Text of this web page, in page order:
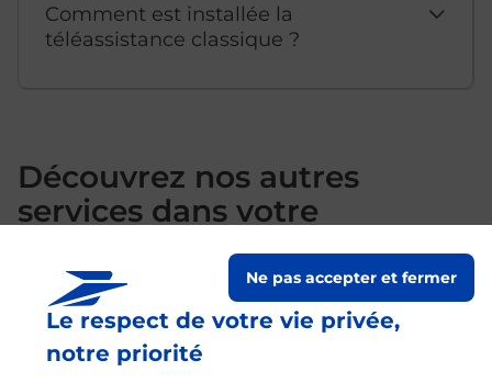
Le respect de votre vie privée,
notre priorité
Ne pas accepter et fermer
Comment est installée la
téléassistance classique ?
Découvrez nos autres
services dans votre
commune Soumoulou